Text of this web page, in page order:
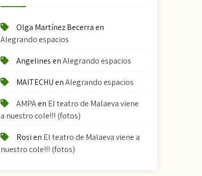
Olga Martínez Becerraen
Alegrando espacios
AngelinesenAlegrando espacios
MAITECHUenAlegrando espacios
AMPAen El teatro de Malaeva viene
a nuestro cole!!! (fotos)
Rosien El teatro de Malaeva viene a
nuestro cole!!! (fotos)